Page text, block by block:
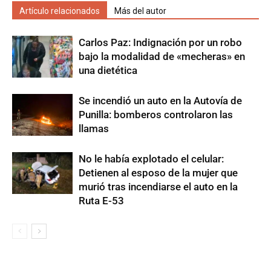
Artículo relacionados Más del autor
Carlos Paz: Indignación por un robo
bajo la modalidad de «mecheras» en
una dietética
Se incendió un auto en la Autovía de
Punilla: bomberos controlaron las
llamas
No le había explotado el celular:
Detienen al esposo de la mujer que
murió tras incendiarse el auto en la
Ruta E-53